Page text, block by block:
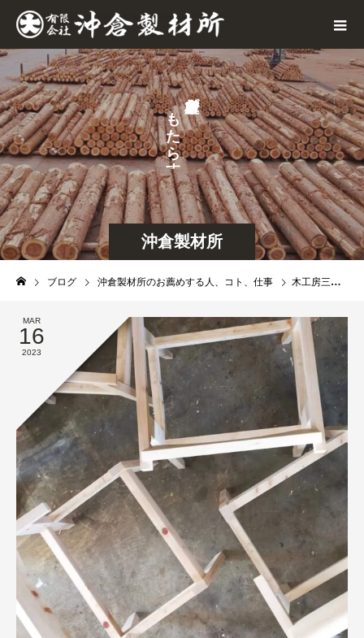
沖倉製材所
が
も
た
ら
す
せ
な
ブログ 沖倉製材所のお薦めする人、コト、仕事 木工房三澤の独り言 part 7
MAR
16
2023